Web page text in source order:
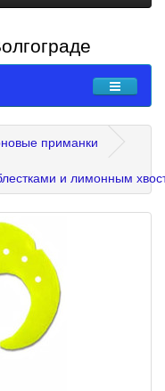
приманки
и лимонным